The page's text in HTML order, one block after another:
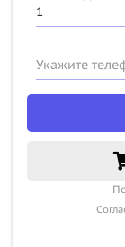
Укажите